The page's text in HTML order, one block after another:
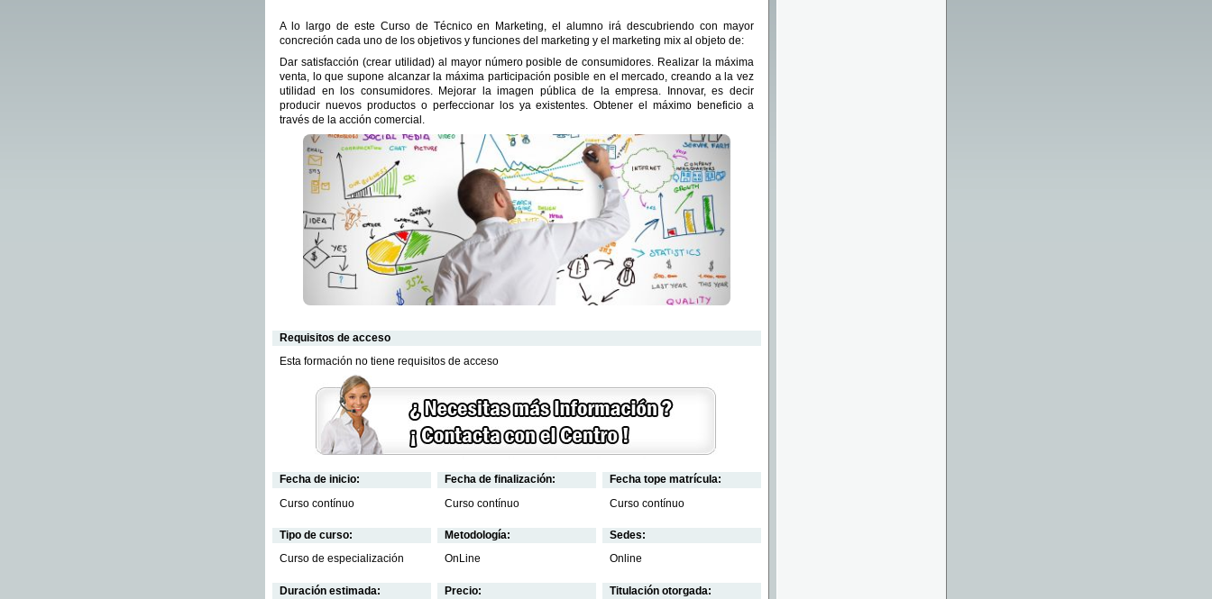
A lo largo de este Curso de Técnico en Marketing, el alumno irá descubriendo con mayor
concreción cada uno de los objetivos y funciones del marketing y el marketing mix al objeto de:
Dar satisfacción (crear utilidad) al mayor número posible de consumidores. Realizar la máxima
venta, lo que supone alcanzar la máxima participación posible en el mercado, creando a la vez
utilidad en los consumidores. Mejorar la imagen pública de la empresa. Innovar, es decir
producir nuevos productos o perfeccionar los ya existentes. Obtener el máximo beneficio a
través de la acción comercial.
Requisitos de acceso
Esta formación no tiene requisitos de acceso
Fecha de inicio:
Curso contínuo
Fecha de finalización:
Curso contínuo
Fecha tope matrícula:
Curso contínuo
Tipo de curso:
Curso de especialización
Metodología:
OnLine
Sedes:
Online
Duración estimada:
Precio:
Titulación otorgada: